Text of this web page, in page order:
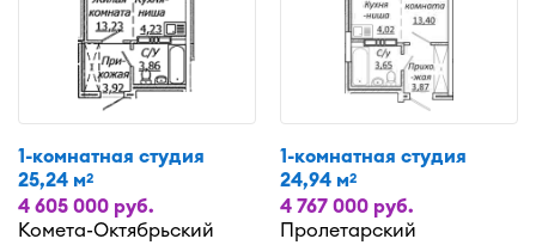
1-комнатная студия
25,24 м2
4 605 000 руб.
Комета-Октябрьский
1-комнатная студия
24,94 м2
4 767 000 руб.
Пролетарский